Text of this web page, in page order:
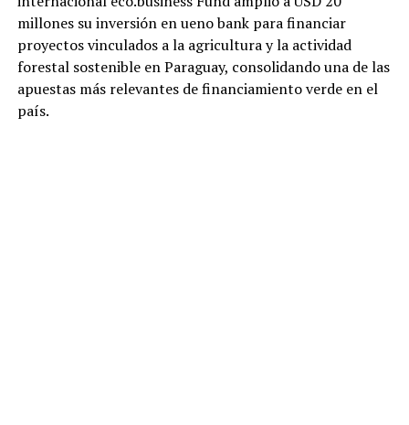
millones su inversión en ueno bank para financiar
proyectos vinculados a la agricultura y la actividad
forestal sostenible en Paraguay, consolidando una de las
apuestas más relevantes de financiamiento verde en el
país.